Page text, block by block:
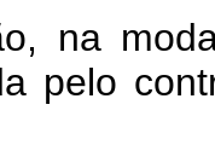
na
pelo